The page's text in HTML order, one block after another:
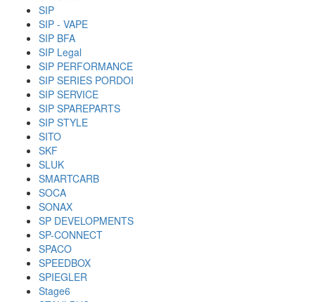
SIP
SIP - VAPE
SIP BFA
SIP Legal
SIP PERFORMANCE
SIP SERIES PORDOI
SIP SERVICE
SIP SPAREPARTS
SIP STYLE
SITO
SKF
SLUK
SMARTCARB
SOCA
SONAX
SP DEVELOPMENTS
SP-CONNECT
SPACO
SPEEDBOX
SPIEGLER
Stage6